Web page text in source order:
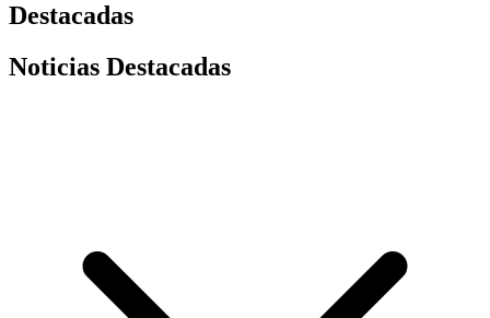
Destacadas
Noticias Destacadas